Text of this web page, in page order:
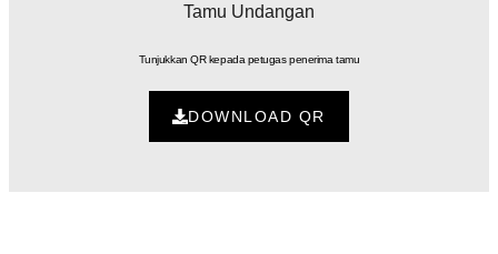
Tamu Undangan
Tunjukkan QR kepada petugas penerima tamu
DOWNLOAD QR